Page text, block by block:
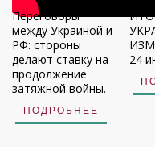
Переговоры
между Украиной и
РФ: стороны
делают ставку на
продолжение
затяжной войны.
ПОДРОБНЕЕ
24